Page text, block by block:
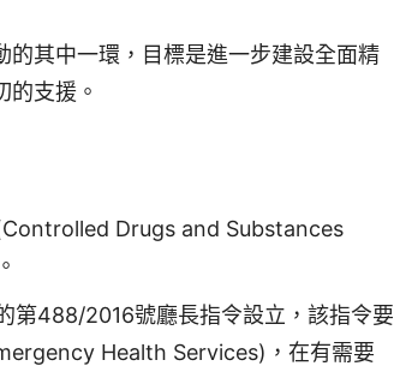
其中一環，目標是進一步建設全面精
支援。
Drugs and Substances
第488/2016號廳長指令設立，該指令要
Health Services)，在有需要